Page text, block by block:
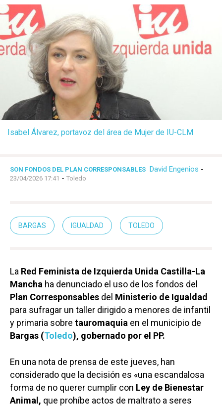
Isabel Álvarez, portavoz del área de Mujer de IU-CLM
SON FONDOS DEL PLAN CORRESPONSABLES David Engenios -
23/04/2026 17:41 - Toledo
BARGAS IGUALDAD TOLEDO
La Red Feminista de Izquierda Unida Castilla-La
Mancha ha denunciado el uso de los fondos del
Plan Corresponsables del Ministerio de Igualdad
para sufragar un taller dirigido a menores de infantil
y primaria sobre tauromaquia en el municipio de
Bargas (Toledo), gobernado por el PP.
En una nota de prensa de este jueves, han
considerado que la decisión es «una escandalosa
forma de no querer cumplir con Ley de Bienestar
Animal, que prohíbe actos de maltrato a seres